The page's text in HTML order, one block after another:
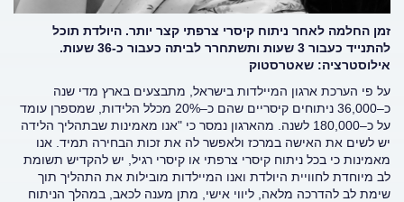
זמן החלמה לאחר ניתוח קיסרי צרפתי קצר יותר. היולדת תוכל
להתנייד כעבור 3 שעות ותשתחרר לביתה כעבור כ-36 שעות.
אילוסטרציה: שאטרסטוק
על פי הערכת ארגון המיילדות בישראל, מתבצעים בארץ מדי שנה
כ–36,000 ניתוחים קיסריים שהם כ–20% מכלל הלידות, שמספרן עומד
על כ–180,000 לשנה. מהארגון נמסר כי "אנו מאמינות שבתהליך הלידה
יש לשים את האישה במרכז ולאפשר לה את זכות הבחירה תמיד. אנו
מאמינות כי בכל ניתוח קיסרי צרפתי או קיסרי רגיל, יש להקדיש תשומת
לב מיוחדת לחוויית היולדת ואנו המיילדות מובילות את התהליך תוך
שימת לב להדרכה מלאה, ליווי אישי, מתן מענה לכאב, במהלך הניתוח